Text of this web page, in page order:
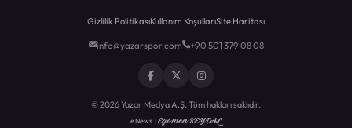
Gizlilik PolitikasıKullanım KoşullarıSite Haritası
info@yazarspor.com +90 501 379 08 08
© 2026 Yazar Medya A.Ş. Tüm hakları saklıdır.
eNews |Egemen KEYDAL